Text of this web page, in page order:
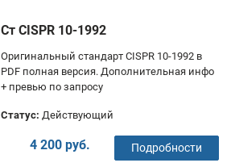
Ст CISPR 10-1992
Оригинальный стандарт CISPR 10-1992 в
PDF полная версия. Дополнительная инфо
+ превью по запросу
Статус: Действующий
4 200 руб. Подробности